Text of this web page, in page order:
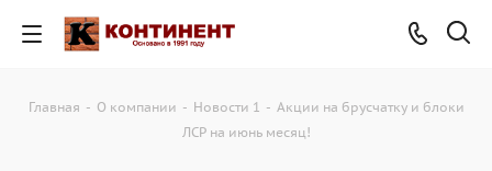
Главная - О компании - Новости 1 - Акции на брусчатку и блоки
ЛСР на июнь месяц!